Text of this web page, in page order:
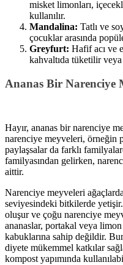
misket limonları,
kullanılır.
Mandalina: Tatlı ve
çocuklar arasında
Greyfurt: Hafif acı ve
kahvaltıda tüketilir veya
Ananas Bir Narenciye
Hayır, ananas bir narenciye
narenciye meyveleri, örneğin
paylaşsalar da farklı
familyasından gelirken,
aittir.
Narenciye meyveleri
seviyesindeki bitkilerde
oluşur ve çoğu narenciye
ananaslar, portakal veya
kabuklarına sahip değildir.
diyete mükemmel katkılar
kompost yapımında